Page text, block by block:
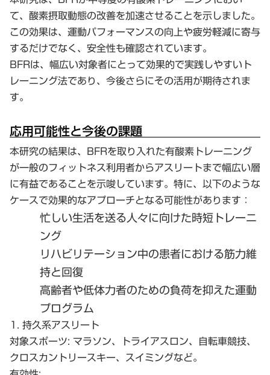
て、酸素摂取動態の改善を加速させることを示しました。
この効果は、運動パフォーマンスの向上や疲労軽減に寄与
するだけでなく、安全性も確認されています。
BFRは、幅広い対象者にとって効果的で実践しやすいト
レーニング法であり、今後さらにその活用が期待されま
す。
応用可能性と今後の課題
本研究の結果は、BFRを取り入れた有酸素トレーニング
が一般のフィットネス利用者からアスリートまで幅広い層
に有益であることを示唆しています。特に、以下のような
ケースで効果的なアプローチとなる可能性があります：
忙しい生活を送る人々に向けた時短トレーニ
ング
リハビリテーション中の患者における筋力維
持と回復
高齢者や低体力者のための負荷を抑えた運動
プログラム
1. 持久系アスリート
対象スポーツ: マラソン、トライアスロン、自転車競技、
クロスカントリースキー、スイミングなど。